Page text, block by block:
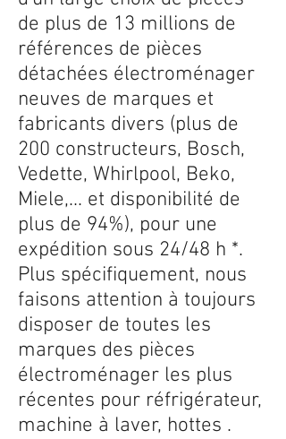
de plus de 13 millions de
références de pièces
détachées électroménager
neuves de marques et
fabricants divers (plus de
200 constructeurs, Bosch,
Vedette, Whirlpool, Beko,
Miele,... et disponibilité de
plus de 94%), pour une
expédition sous 24/48 h *.
Plus spécifiquement, nous
faisons attention à toujours
disposer de toutes les
marques des pièces
électroménager les plus
récentes pour réfrigérateur,
machine à laver, hottes .